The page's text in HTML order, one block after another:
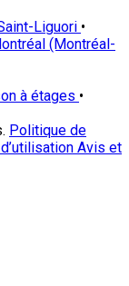
Liguori •
(Montréal-
à étages •
Politique de
Avis et